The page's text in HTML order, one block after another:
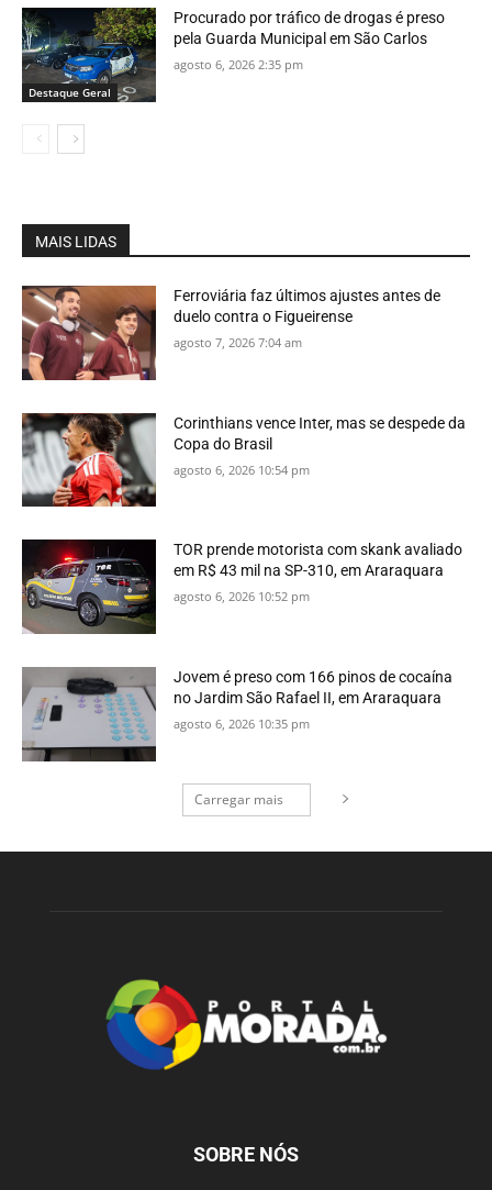
Destaque Geral
Procurado por tráfico de drogas é preso
pela Guarda Municipal em São Carlos
agosto 6, 2026 2:35 pm
MAIS LIDAS
Ferroviária faz últimos ajustes antes de
duelo contra o Figueirense
agosto 7, 2026 7:04 am
Corinthians vence Inter, mas se despede da
Copa do Brasil
agosto 6, 2026 10:54 pm
TOR prende motorista com skank avaliado
em R$ 43 mil na SP-310, em Araraquara
agosto 6, 2026 10:52 pm
Jovem é preso com 166 pinos de cocaína
no Jardim São Rafael II, em Araraquara
agosto 6, 2026 10:35 pm
Carregar mais
SOBRE NÓS